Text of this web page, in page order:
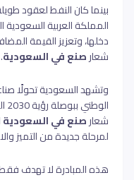
بينما كان النفط لعقود
المملكة العربية
دخلها، وتعزيز القيمة
شعارصنع في السعودية.
وتشهد السعودية تحولًا
الوطني ببوصلة رؤية 2030 الطموحة،
شعارصنع في السعودية
لمرحلة جديدة من التميز
هذه المبادرة لا تهدف